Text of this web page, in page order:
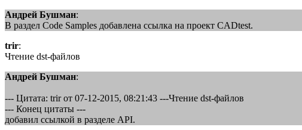
Андрей Бушман:
В раздел Code Samples добавлена ссылка на проект CADtest.
trir:
Чтение dst-файлов
Андрей Бушман:
--- Цитата: trir от 07-12-2015, 08:21:43 ---Чтение dst-файлов
--- Конец цитаты ---
добавил ссылкой в разделе API.